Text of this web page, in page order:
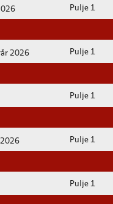
Pulje 1
2026 Pulje 1
Pulje 1
Pulje 1
Pulje 1